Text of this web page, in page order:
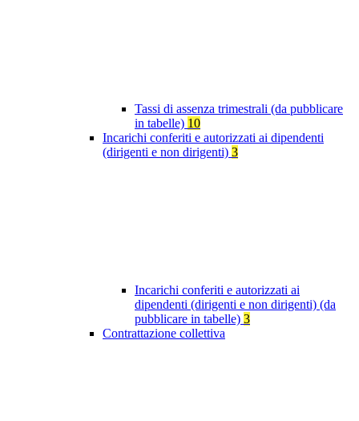
Tassi di assenza trimestrali (da pubblicare
in tabelle) 10
Incarichi conferiti e autorizzati ai dipendenti
(dirigenti e non dirigenti) 3
Incarichi conferiti e autorizzati ai
dipendenti (dirigenti e non dirigenti) (da
pubblicare in tabelle) 3
Contrattazione collettiva